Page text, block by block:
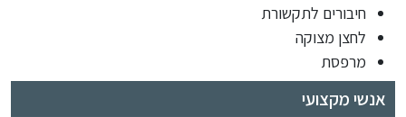
חיבורים לתקשורת
לחצן מצוקה
מרפסת
אנשי מקצועי